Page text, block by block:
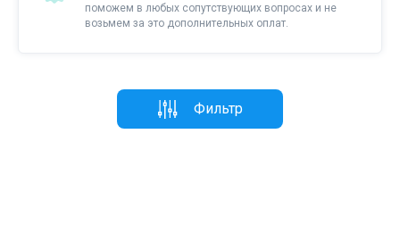
поможем в любых сопутствующих вопросах и не
возьмем за это дополнительных оплат.
Фильтр